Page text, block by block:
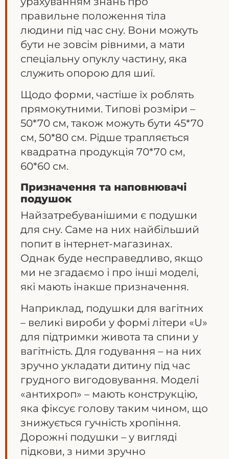
правильне положення тіла
людини під час сну. Вони можуть
бути не зовсім рівними, а мати
спеціальну опуклу частину, яка
служить опорою для шиї.
Щодо форми, частіше їх роблять
прямокутними. Типові розміри –
50*70 см, також можуть бути 45*70
см, 50*80 см. Рідше трапляється
квадратна продукція 70*70 см,
60*60 см.
Призначення та наповнювачі
подушок
Найзатребуванішими є подушки
для сну. Саме на них найбільший
попит в інтернет-магазинах.
Однак буде несправедливо, якщо
ми не згадаємо і про інші моделі,
які мають інакше призначення.
Наприклад, подушки для вагітних
– великі вироби у формі літери «U»
для підтримки живота та спини у
вагітність. Для годування – на них
зручно укладати дитину під час
грудного вигодовування. Моделі
«антихроп» – мають конструкцію,
яка фіксує голову таким чином, що
знижується гучність хропіння.
Дорожні подушки – у вигляді
підкови, з ними зручно